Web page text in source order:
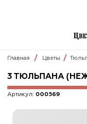
Главная Цветы
3 ТЮЛЬПАНА
Артикул: 000569